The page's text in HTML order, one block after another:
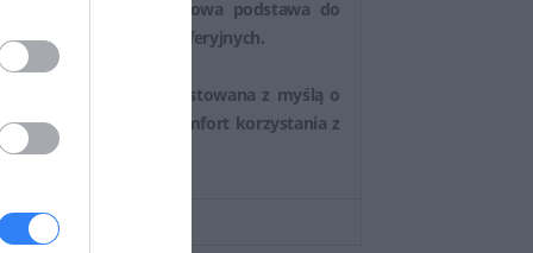
i tylnego panelu pionowa podstawa do
urządzeń peryferyjnych.
i przetestowana z myślą o
zwiększa komfort korzystania z